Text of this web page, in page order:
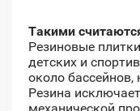
Такими
Резиновые
детских и
около бассейнов,
Резина